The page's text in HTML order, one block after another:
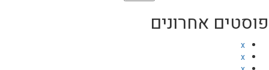
פוסטים אחרונים
x
x